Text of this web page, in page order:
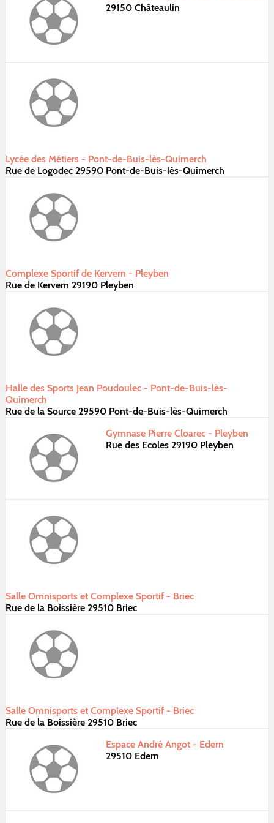
29150 Châteaulin
Lycée des Métiers - Pont-de-Buis-lès-Quimerch
Rue de Logodec 29590 Pont-de-Buis-lès-Quimerch
Complexe Sportif de Kervern - Pleyben
Rue de Kervern 29190 Pleyben
Halle des Sports Jean Poudoulec - Pont-de-Buis-lès-
Quimerch
Rue de la Source 29590 Pont-de-Buis-lès-Quimerch
Gymnase Pierre Cloarec - Pleyben
Rue des Ecoles 29190 Pleyben
Salle Omnisports et Complexe Sportif - Briec
Rue de la Boissière 29510 Briec
Salle Omnisports et Complexe Sportif - Briec
Rue de la Boissière 29510 Briec
Espace André Angot - Edern
29510 Edern